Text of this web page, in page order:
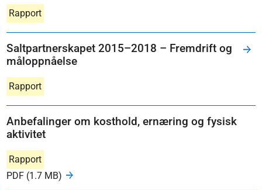
Rapport
Saltpartnerskapet 2015–2018 – Fremdrift og
måloppnåelse
Rapport
Anbefalinger om kosthold, ernæring og fysisk
aktivitet
Rapport
PDF (1.7 MB)